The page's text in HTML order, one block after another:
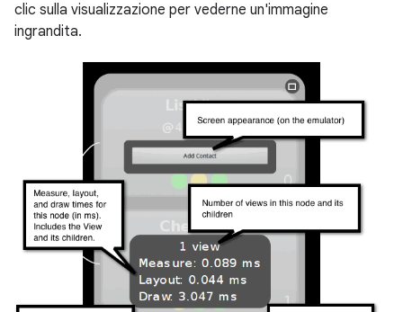
clic sulla visualizzazione per vederne un'immagine
ingrandita.